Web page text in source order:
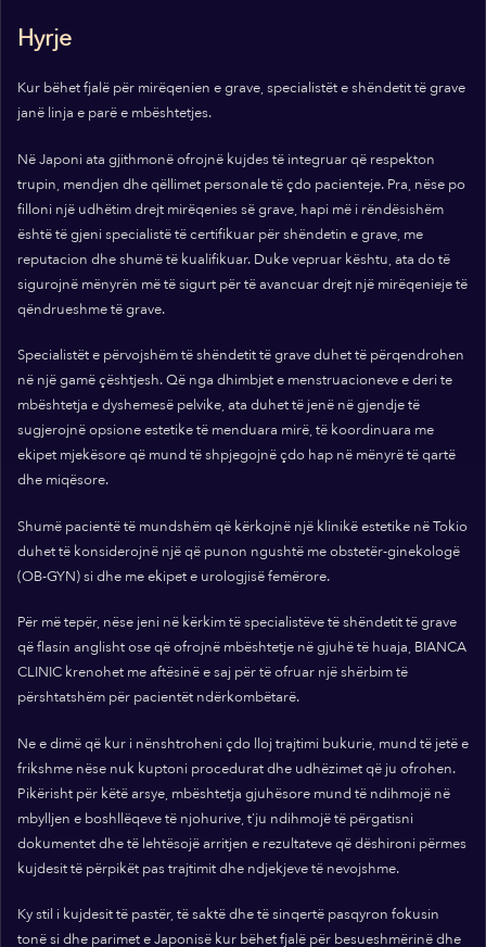
Hyrje
Kur bëhet fjalë për mirëqenien e grave, specialistët e shëndetit të grave
janë linja e parë e mbështetjes.
Në Japoni ata gjithmonë ofrojnë kujdes të integruar që respekton
trupin, mendjen dhe qëllimet personale të çdo pacienteje. Pra, nëse po
filloni një udhëtim drejt mirëqenies së grave, hapi më i rëndësishëm
është të gjeni specialistë të certifikuar për shëndetin e grave, me
reputacion dhe shumë të kualifikuar. Duke vepruar kështu, ata do të
sigurojnë mënyrën më të sigurt për të avancuar drejt një mirëqenieje të
qëndrueshme të grave.
Specialistët e përvojshëm të shëndetit të grave duhet të përqendrohen
në një gamë çështjesh. Që nga dhimbjet e menstruacioneve e deri te
mbështetja e dyshemesë pelvike, ata duhet të jenë në gjendje të
sugjerojnë opsione estetike të menduara mirë, të koordinuara me
ekipet mjekësore që mund të shpjegojnë çdo hap në mënyrë të qartë
dhe miqësore.
Shumë pacientë të mundshëm që kërkojnë një klinikë estetike në Tokio
duhet të konsiderojnë një që punon ngushtë me obstetër-ginekologë
(OB-GYN) si dhe me ekipet e urologjisë femërore.
Për më tepër, nëse jeni në kërkim të specialistëve të shëndetit të grave
që flasin anglisht ose që ofrojnë mbështetje në gjuhë të huaja, BIANCA
CLINIC krenohet me aftësinë e saj për të ofruar një shërbim të
përshtatshëm për pacientët ndërkombëtarë.
Ne e dimë që kur i nënshtroheni çdo lloj trajtimi bukurie, mund të jetë e
frikshme nëse nuk kuptoni procedurat dhe udhëzimet që ju ofrohen.
Pikërisht për këtë arsye, mbështetja gjuhësore mund të ndihmojë në
mbylljen e boshllëqeve të njohurive, t'ju ndihmojë të përgatisni
dokumentet dhe të lehtësojë arritjen e rezultateve që dëshironi përmes
kujdesit të përpikët pas trajtimit dhe ndjekjeve të nevojshme.
Ky stil i kujdesit të pastër, të saktë dhe të sinqertë pasqyron fokusin
tonë si dhe parimet e Japonisë kur bëhet fjalë për besueshmërinë dhe